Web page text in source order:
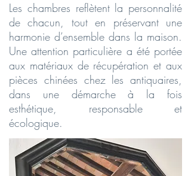
Les chambres reflètent la personnalité
de chacun, tout en préservant une
harmonie d’ensemble dans la maison.
Une attention particulière a été portée
aux matériaux de récupération et aux
pièces chinées chez les antiquaires,
dans une démarche à la fois
esthétique, responsable et
écologique.